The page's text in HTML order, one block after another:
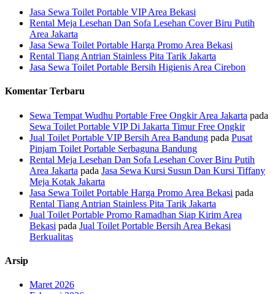
Jasa Sewa Toilet Portable VIP Area Bekasi
Rental Meja Lesehan Dan Sofa Lesehan Cover Biru Putih
Area Jakarta
Jasa Sewa Toilet Portable Harga Promo Area Bekasi
Rental Tiang Antrian Stainless Pita Tarik Jakarta
Jasa Sewa Toilet Portable Bersih Higienis Area Cirebon
Komentar Terbaru
Sewa Tempat Wudhu Portable Free Ongkir Area Jakarta pada
Sewa Toilet Portable VIP Di Jakarta Timur Free Ongkir
Jual Toilet Portable VIP Bersih Area Bandung pada Pusat
Pinjam Toilet Portable Serbaguna Bandung
Rental Meja Lesehan Dan Sofa Lesehan Cover Biru Putih
Area Jakarta pada Jasa Sewa Kursi Susun Dan Kursi Tiffany
Meja Kotak Jakarta
Jasa Sewa Toilet Portable Harga Promo Area Bekasi pada
Rental Tiang Antrian Stainless Pita Tarik Jakarta
Jual Toilet Portable Promo Ramadhan Siap Kirim Area
Bekasi pada Jual Toilet Portable Bersih Area Bekasi
Berkualitas
Arsip
Maret 2026